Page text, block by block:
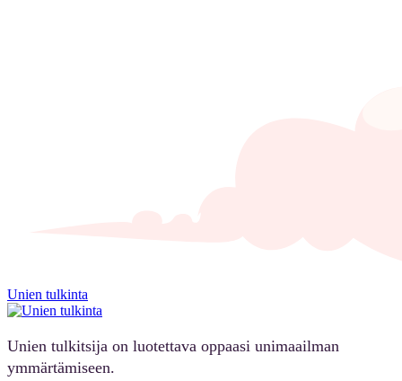
Unien tulkinta
Unien tulkitsija on luotettava oppaasi unimaailman
ymmärtämiseen.